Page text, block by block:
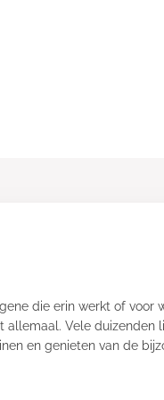
die erin werkt of
allemaal. Vele
en genieten van de